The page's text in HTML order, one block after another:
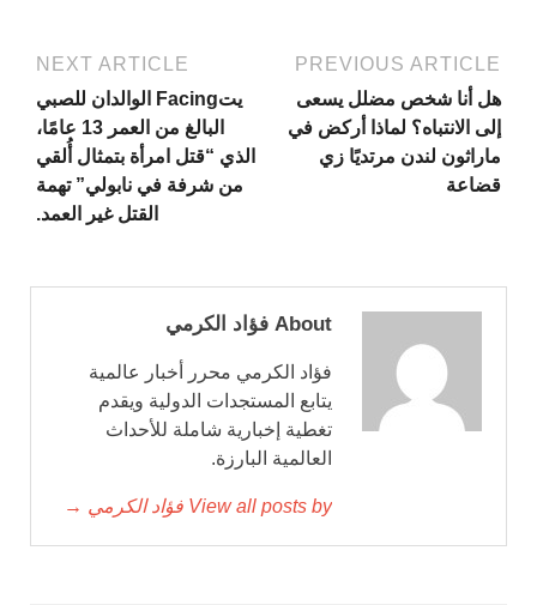
PREVIOUS ARTICLE
هل أنا شخص مضلل يسعى
إلى الانتباه؟ لماذا أركض في
ماراثون لندن مرتديًا زي
قضاعة
NEXT ARTICLE
يتFacing الوالدان للصبي
البالغ من العمر 13 عامًا،
الذي “قتل امرأة بتمثال أُلقي
من شرفة في نابولي” تهمة
القتل غير العمد.
About فؤاد الكرمي
فؤاد الكرمي محرر أخبار عالمية
يتابع المستجدات الدولية ويقدم
تغطية إخبارية شاملة للأحداث
العالمية البارزة.
View all posts by فؤاد الكرمي →